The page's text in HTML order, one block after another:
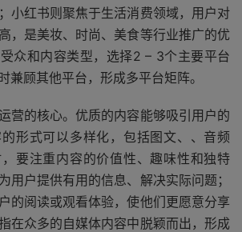
小红书则聚焦于生活消费领域，用户对
，是美妆、时尚、美食等行业推广的优
众和内容类型，选择2 – 3个主要平台
兼顾其他平台，形成多平台矩阵。
营的核心。优质的内容能够吸引用户的
形式可以多样化，包括图文、、音频
要注重内容的价值性、趣味性和独特
用户提供有用的信息、解决实际问题；
的阅读或观看体验，使他们更愿意分享
在众多的自媒体内容中脱颖而出，形成